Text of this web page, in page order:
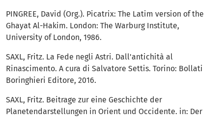
PINGREE, David (Org.). Picatrix: The Latim version of the
Ghayat Al-Hakim. London: The Warburg Institute,
University of London, 1986.
SAXL, Fritz. La Fede negli Astri. Dall'antichità al
Rinascimento. A cura di Salvatore Settis. Torino: Bollati
Boringhieri Editore, 2016.
SAXL, Fritz. Beitrage zur eine Geschichte der
Planetendarstellungen in Orient und Occidente. in: Der